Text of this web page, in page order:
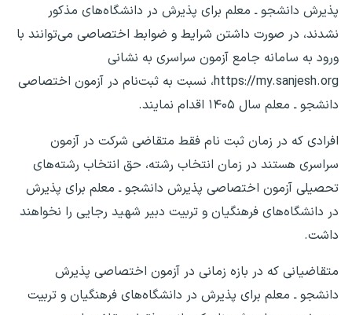
پذیرش دانشجو ـ معلم برای پذیرش در دانشگاه‌های مذکور
نشدند، در صورت داشتن شرایط و ضوابط اختصاصی می‌توانند با
ورود به سامانه جامع آزمون سراسری به نشانی
https://my.sanjesh.org، نسبت به ثبت‌نام در آزمون اختصاصی
دانشجو ـ معلم سال ۱۴۰۵ اقدام نمایند.
افرادی که در زمان ثبت نام فقط متقاضی شرکت در آزمون
سراسری هستند در زمان انتخاب رشته، حق انتخاب‌ رشته‌های
تحصیلی آزمون اختصاصی پذیرش دانشجو ـ معلم برای پذیرش
در دانشگاه‌های فرهنگیان و تربیت دبیر شهید رجایی را نخواهند
داشت.
متقاضیانی که در بازه زمانی در آزمون اختصاصی پذیرش
دانشجو ـ معلم برای پذیرش در دانشگاه‌های فرهنگیان و تربیت